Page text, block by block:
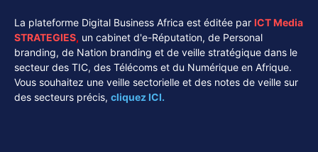
La plateforme Digital Business Africa est éditée par ICT Media
STRATEGIES, un cabinet d'e-Réputation, de Personal
branding, de Nation branding et de veille stratégique dans le
secteur des TIC, des Télécoms et du Numérique en Afrique.
Vous souhaitez une veille sectorielle et des notes de veille sur
des secteurs précis, cliquez ICI.